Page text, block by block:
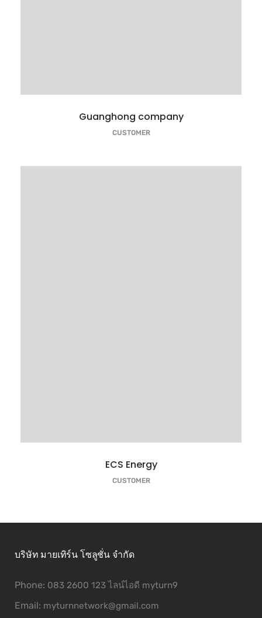
Guanghong company
CUSTOMER
ECS Energy
CUSTOMER
บริษัท มายเทิร์น โซลูชั่น จำกัด
Phone: 083 2600 123 ไลน์ไอดี myturn9
Email: myturnnetwork@gmail.com